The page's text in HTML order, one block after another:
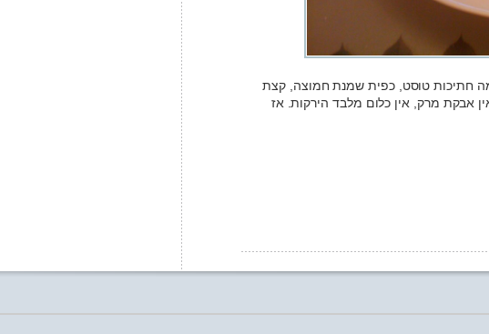
חתיכות טוסט, כפית שמנת חמוצה, קצת
אבקת מרק, אין כלום מלבד הירקות. אז